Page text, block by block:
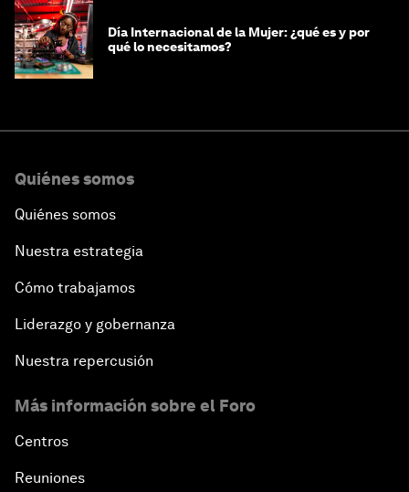
Día Internacional de la Mujer: ¿qué es y por
qué lo necesitamos?
Quiénes somos
Quiénes somos
Nuestra estrategia
Cómo trabajamos
Liderazgo y gobernanza
Nuestra repercusión
Más información sobre el Foro
Centros
Reuniones